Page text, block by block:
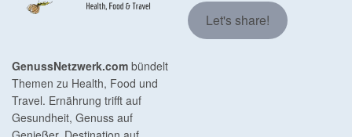
GenussNetzwerk.com bündelt
Themen zu Health, Food und
Travel. Ernährung trifft auf
Gesundheit, Genuss auf
Let's share!